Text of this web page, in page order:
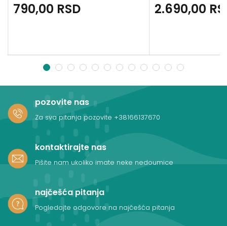
790,00 RSD 2.690,00
1 2 3 4 5 6 7 8 9 10 11 12
pozovite nas
Za sva pitanja pozovite +38166137670
kontaktirajte nas
Pišite nam ukoliko imate neke nedoumice
najčešća pitanja
Pogledajte odgovore na najčešća pitanja